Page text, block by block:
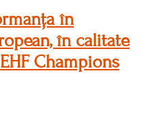
în
în calitate
Champions